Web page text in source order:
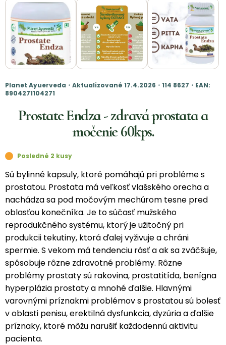
Planet Ayuerveda・Aktualizované 17.4.2026・114 8627・EAN:
8904271104271
Prostate Endza - zdravá prostata a
močenie 60kps.
Posledné 2 kusy
Sú bylinné kapsuly, ktoré pomáhajú pri probléme s
prostatou. Prostata má veľkosť vlašského orecha a
nachádza sa pod močovým mechúrom tesne pred
oblasťou konečníka. Je to súčasť mužského
reprodukčného systému, ktorý je užitočný pri
produkcii tekutiny, ktorá ďalej vyživuje a chráni
spermie. S vekom má tendenciu rásť a ak sa zväčšuje,
spôsobuje rôzne zdravotné problémy. Rôzne
problémy prostaty sú rakovina, prostatitída, benígna
hyperplázia prostaty a mnohé ďalšie. Hlavnými
varovnými príznakmi problémov s prostatou sú bolesť
v oblasti penisu, erektilná dysfunkcia, dyzúria a ďalšie
príznaky, ktoré môžu narušiť každodennú aktivitu
pacienta.